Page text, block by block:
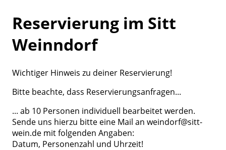
Reservierung im Sitt
Weinndorf
Wichtiger Hinweis zu deiner Reservierung!
Bitte beachte, dass Reservierungsanfragen...
... ab 10 Personen individuell bearbeitet werden.
Sende uns hierzu bitte eine Mail an weindorf@sitt-
wein.de mit folgenden Angaben:
Datum, Personenzahl und Uhrzeit!